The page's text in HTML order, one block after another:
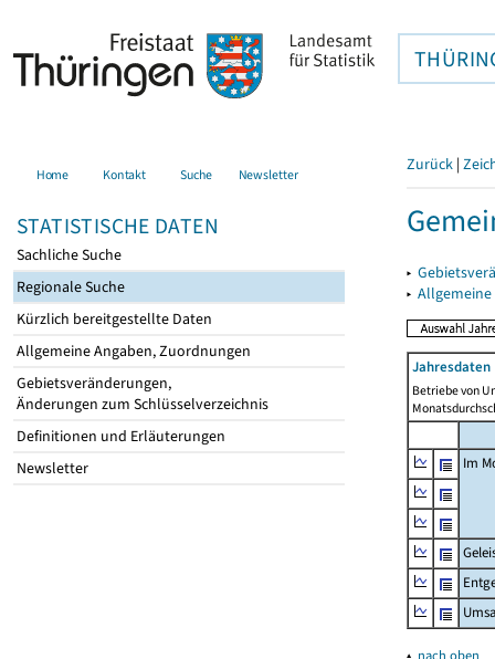
Home Kontakt Suche Newsletter
STATISTISCHE DATEN
Sachliche Suche
Regionale Suche
Kürzlich bereitgestellte Daten
Allgemeine Angaben, Zuordnungen
Gebietsveränderungen,
Änderungen zum Schlüsselverzeichnis
Definitionen und Erläuterungen
Newsletter
Zurück |
▸
▸
Jahresdaten
Betriebe von
Im
nach oben